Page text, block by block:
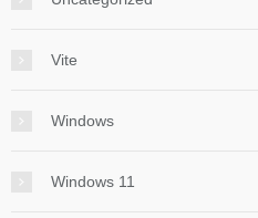
Vite
Windows
Windows 11